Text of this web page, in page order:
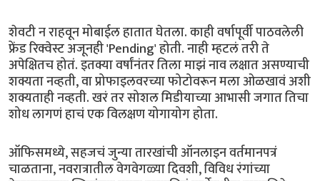
शेवटी न राहवून मोबाईल हातात घेतला. काही वर्षापूर्वी पाठवलेली
फ्रेंड रिक्वेस्ट अजूनही 'Pending' होती. नाही म्हटलं तरी ते
अपेक्षितच होतं. इतक्या वर्षांनंतर तिला माझं नाव लक्षात असण्याची
शक्यता नव्हती, वा प्रोफाइलवरच्या फोटोवरून मला ओळखावं अशी
शक्यताही नव्हती. खरं तर सोशल मिडीयाच्या आभासी जगात तिचा
शोध लागणं हाचं एक विलक्षण योगायोग होता.
ऑफिसमध्ये, सहजचं जुन्या तारखांची ऑनलाइन वर्तमानपत्रं
चाळताना, नवरात्रातील वेगवेगळ्या दिवशी, विविध रंगांच्या